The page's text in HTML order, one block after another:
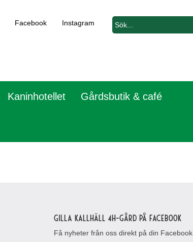
Facebook Instagram
Kaninhotellet Gårdsbutik & café
Gilla Kallhäll 4H-gård på Facebook
Få nyheter från oss direkt på din Facebook.